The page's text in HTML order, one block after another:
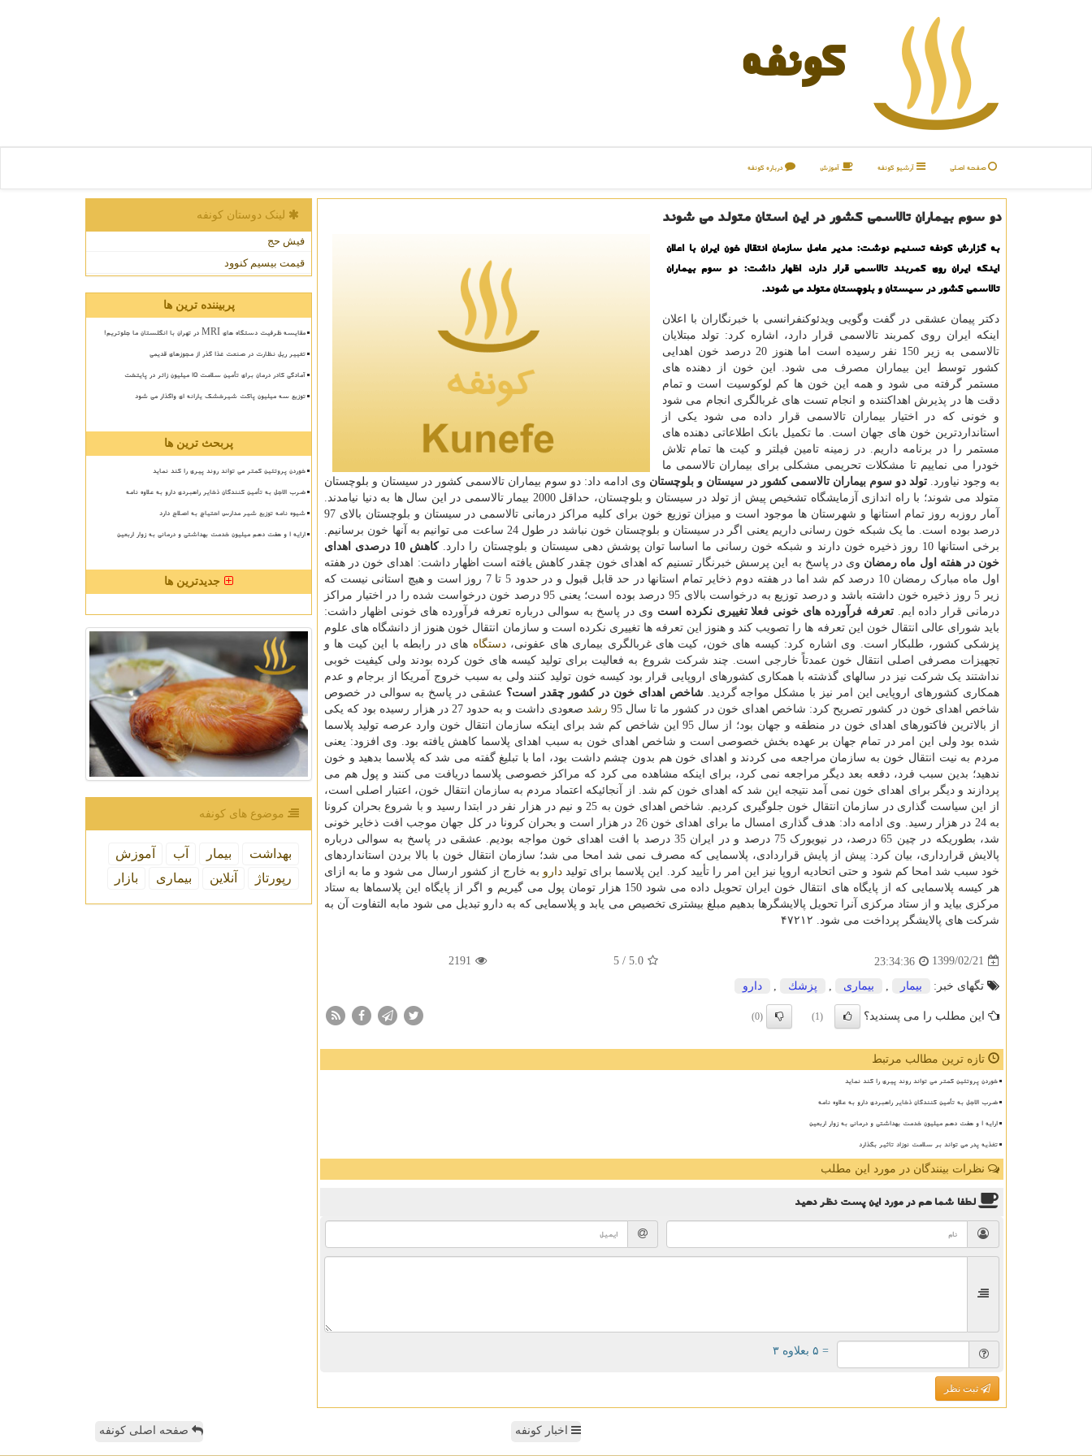
كونفه
صفحه اصلی آرشیو كونفه آموزش درباره كونفه
دو سوم بیماران تالاسمی كشور در این استان متولد می شوند
به گزارش كونفه تسنیم نوشت: مدیر عامل سازمان انتقال خون ایران با اعلان
اینكه ایران روی كمربند تالاسمی قرار دارد، اظهار داشت: دو سوم بیماران
تالاسمی كشور در سیستان و بلوچستان متولد می شوند.
دکتر پیمان عشقی در گفت وگویی ویدئوکنفرانسی با خبرنگاران با اعلان
اینکه ایران روی کمربند تالاسمی قرار دارد، اشاره کرد: تولد مبتلایان
تالاسمی به زیر 150 نفر رسیده است اما هنوز 20 درصد خون اهدایی
کشور توسط این بیماران مصرف می شود. این خون از دهنده های
مستمر گرفته می شود و همه این خون ها کم لوکوسیت است و تمام
دقت ها در پذیرش اهداکننده و انجام تست های غربالگری انجام می شود
و خونی که در اختیار بیماران تالاسمی قرار داده می شود یکی از
استانداردترین خون های جهان است. ما تکمیل بانک اطلاعاتی دهنده های
مستمر را در برنامه داریم. در زمینه تامین فیلتر و کیت ها تمام تلاش
خودرا می نماییم تا مشکلات تحریمی مشکلی برای بیماران تالاسمی ما
به وجود نیاورد. تولد دو سوم بیماران تالاسمی کشور در سیستان و بلوچستان وی ادامه داد: دو سوم بیماران تالاسمی کشور در سیستان و بلوچستان
متولد می شوند؛ با راه اندازی آزمایشگاه تشخیص پیش از تولد در سیستان و بلوچستان، حداقل 2000 بیمار تالاسمی در این سال ها به دنیا نیامدند.
آمار روزبه روز تمام استانها و شهرستان ها موجود است و میزان توزیع خون برای کلیه مراکز درمانی تالاسمی در سیستان و بلوچستان بالای 97
درصد بوده است. ما یک شبکه خون رسانی داریم یعنی اگر در سیستان و بلوچستان خون نباشد در طول 24 ساعت می توانیم به آنها خون برسانیم.
برخی استانها 10 روز ذخیره خون دارند و شبکه خون رسانی ما اساسا توان پوشش دهی سیستان و بلوچستان را دارد.
کاهش 10 درصدی اهدای
خون در هفته اول ماه رمضان وی در پاسخ به این پرسش خبرنگار تسنیم که اهدای خون چقدر کاهش یافته است اظهار داشت: اهدای خون در هفته
اول ماه مبارک رمضان 10 درصد کم شد اما در هفته دوم ذخایر تمام استانها در حد قابل قبول و در حدود 5 تا 7 روز است و هیچ استانی نیست که
زیر 5 روز ذخیره خون داشته باشد و درصد توزیع به درخواست بالای 95 درصد بوده است؛ یعنی 95 درصد خون درخواست شده را در اختیار مراکز
درمانی قرار داده ایم.تعرفه فرآورده های خونی فعلا تغییری نکرده است وی در پاسخ به سوالی درباره تعرفه فرآورده های خونی اظهار داشت:
باید شورای عالی انتقال خون این تعرفه ها را تصویب کند و هنوز این تعرفه ها تغییری نکرده است و سازمان انتقال خون هنوز از دانشگاه های علوم
پزشکی کشور، طلبکار است. وی اشاره کرد: کیسه های خون، کیت های غربالگری بیماری های عفونی،دستگاه های در رابطه با این کیت ها و
تجهیزات مصرفی اصلی انتقال خون عمدتاً خارجی است. چند شرکت شروع به فعالیت برای تولید کیسه های خون کرده بودند ولی کیفیت خوبی
نداشتند یک شرکت نیز در سالهای گذشته با همکاری کشورهای اروپایی قرار بود کیسه خون تولید کنند ولی به سبب خروج آمریکا از برجام و عدم
همکاری کشورهای اروپایی این امر نیز با مشکل مواجه گردید.شاخص اهدای خون در کشور چقدر است؟ عشقی در پاسخ به سوالی در خصوص
شاخص اهدای خون در کشور تصریح کرد: شاخص اهدای خون در کشور ما تا سال 95
رشد
صعودی داشت و به حدود 27 در هزار رسیده بود که یکی
از بالاترین فاکتورهای اهدای خون در منطقه و جهان بود؛ از سال 95 این شاخص کم شد برای اینکه سازمان انتقال خون وارد عرصه تولید پلاسما
شده بود ولی این امر در تمام جهان بر عهده بخش خصوصی است و شاخص اهدای خون به سبب اهدای پلاسما کاهش یافته بود. وی افزود: یعنی
مردم به نیت انتقال خون به سازمان مراجعه می کردند و اهدای خون هم بدون چشم داشت بود، اما با تبلیغ گفته می شد که پلاسما بدهید و خون
ندهید؛ بدین سبب فرد، دفعه بعد دیگر مراجعه نمی کرد، برای اینکه مشاهده می کرد که مراکز خصوصی پلاسما دریافت می کنند و پول هم می
پردازند و دیگر برای اهدای خون نمی آمد نتیجه این شد که اهدای خون کم شد. از آنجائیکه اعتماد مردم به سازمان انتقال خون، اعتبار اصلی است،
از این سیاست گذاری در سازمان انتقال خون جلوگیری کردیم. شاخص اهدای خون به 25 و نیم در هزار نفر در ابتدا رسید و با شروع بحران کرونا
به 24 در هزار رسید. وی ادامه داد: هدف گذاری امسال ما برای اهدای خون 26 در هزار است و بحران کرونا در کل جهان موجب افت ذخایر خونی
شد، بطوریکه در چین 65 درصد، در نیویورک 75 درصد و در ایران 35 درصد با افت اهدای خون مواجه بودیم. عشقی در پاسخ به سوالی درباره
پالایش قرارداری، بیان کرد: پیش از پایش قراردادی، پلاسمایی که مصرف نمی شد امحا می شد؛ سازمان انتقال خون با بالا بردن استانداردهای
خود سبب شد امحا کم شود و حتی اتحادیه اروپا نیز این امر را تأیید کرد. این پلاسما برای تولید دارو به خارج از کشور ارسال می شود و ما به ازای
هر کیسه پلاسمایی که از پایگاه های انتقال خون ایران تحویل داده می شود 150 هزار تومان پول می گیریم و اگر از پایگاه این پلاسماها به ستاد
مرکزی بیاید و از ستاد مرکزی آنرا تحویل پالایشگرها بدهیم مبلغ بیشتری تخصیص می یابد و پلاسمایی که به دارو تبدیل می شود مابه التفاوت آن به
شرکت های پالایشگر پرداخت می شود. ۴۷۲۱۲
1399/02/21
23:34:36
5.0
/ 5
2191
تگهای خبر: بیمار بیماری پزشك دارو
این مطلب را می پسندید؟ (1)
(0)
تازه ترین مطالب مرتبط
خوردن پروتئین کمتر می تواند روند پیری را کند نماید
ضرب الاجل به تأمین کنندگان ذخایر راهبردی دارو به علاوه نامه
ارایه ۱ و هفت دهم میلیون خدمت بهداشتی و درمانی به زوار اربعین
تغذیه پدر می تواند بر سلامت نوزاد تاثیر بگذارد
نظرات بینندگان در مورد این مطلب
لطفا شما همدر مورد این پستنظر دهید
= ۵ بعلاوه ۳
ثبت نظر
لینک دوستان كونفه
فیش حج
قیمت بیسیم کنوود
پربیننده ترین ها
مقایسه ظرفیت دستگاه های MRI در تهران با انگلستان ما جلوتریم!
تغییر ریل نظارت در صنعت غذا گذر از مجوزهای قدیمی
آمادگی کادر درمان برای تأمین سلامت 15 میلیون زائر در پایتخت
توزیع سه میلیون پاکت شیرخشک یارانه ای واگذار می شود
پربحث ترین ها
خوردن پروتئین کمتر می تواند روند پیری را کند نماید
ضرب الاجل به تأمین کنندگان ذخایر راهبردی دارو به علاوه نامه
شیوه نامه توزیع شیر مدارس احتیاج به اصلاح دارد
ارایه ۱ و هفت دهم میلیون خدمت بهداشتی و درمانی به زوار اربعین
جدیدترین ها
موضوع های كونفه
بهداشت بیمار آب
آموزش
رپورتاژ
آنلاین بیماری بازار
اخبار کونفه صفحه اصلی کونفه